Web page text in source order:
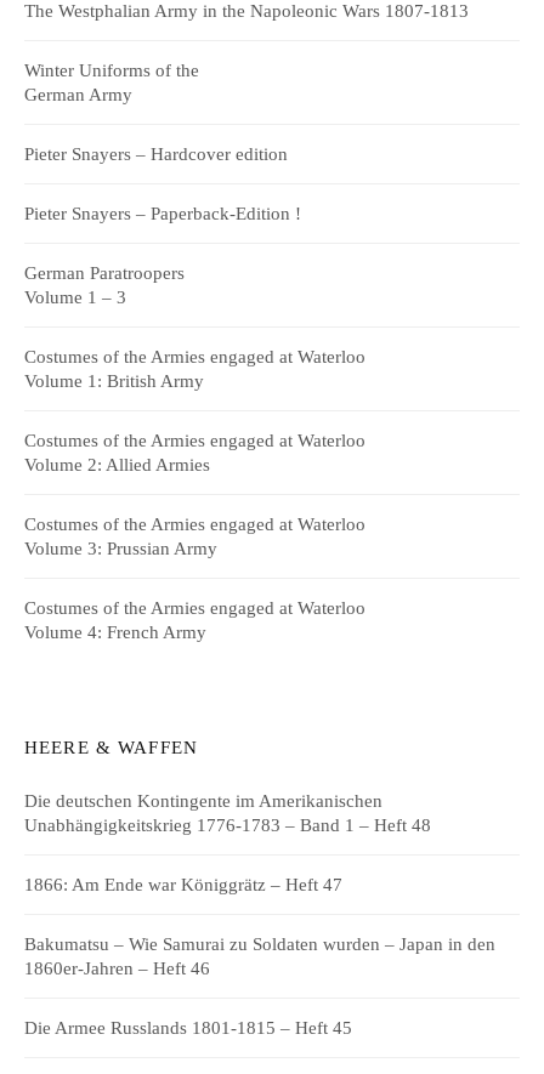
The Westphalian Army in the Napoleonic Wars 1807-1813
Winter Uniforms of the
German Army
Pieter Snayers – Hardcover edition
Pieter Snayers – Paperback-Edition !
German Paratroopers
Volume 1 – 3
Costumes of the Armies engaged at Waterloo
Volume 1: British Army
Costumes of the Armies engaged at Waterloo
Volume 2: Allied Armies
Costumes of the Armies engaged at Waterloo
Volume 3: Prussian Army
Costumes of the Armies engaged at Waterloo
Volume 4: French Army
HEERE & WAFFEN
Die deutschen Kontingente im Amerikanischen
Unabhängigkeitskrieg 1776-1783 – Band 1 – Heft 48
1866: Am Ende war Königgrätz – Heft 47
Bakumatsu – Wie Samurai zu Soldaten wurden – Japan in den
1860er-Jahren – Heft 46
Die Armee Russlands 1801-1815 – Heft 45